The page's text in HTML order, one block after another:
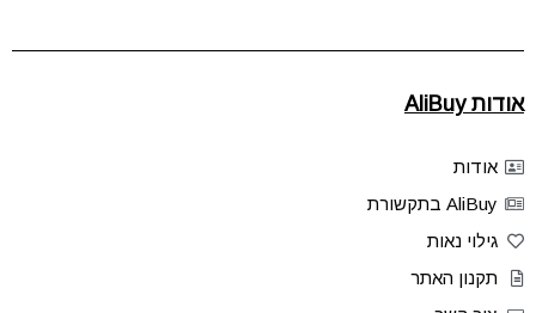
אודות AliBuy
אודות
AliBuy בתקשורת
גילוי נאות
תקנון האתר